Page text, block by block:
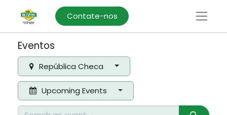
Contate-nos
Eventos
República Checa
Upcoming Events